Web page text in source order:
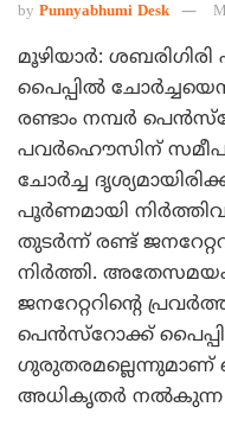
by Punnyabhumi Desk
മൂഴിയാര്‍:
പൈപ്പില്‍
രണ്ടാം നമ്പര്‍
പവര്‍ഹൌസിന്
ചോര്‍ച്ച
പൂര്‍ണമായി
തുടര്‍ന്ന് രണ്ട്
നിര്‍ത്തി.
ജനറേറ്ററിന്റെ
പെന്‍സ്റോക്ക്
അധികൃതര്‍ നല്‍കുന്ന